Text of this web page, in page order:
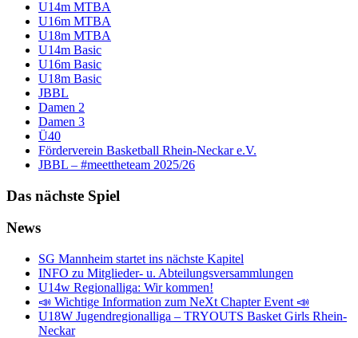
U14m MTBA
U16m MTBA
U18m MTBA
U14m Basic
U16m Basic
U18m Basic
JBBL
Damen 2
Damen 3
Ü40
Förderverein Basketball Rhein-Neckar e.V.
JBBL – #meettheteam 2025/26
Das nächste Spiel
News
SG Mannheim startet ins nächste Kapitel
INFO zu Mitglieder- u. Abteilungsversammlungen
U14w Regionalliga: Wir kommen!
📣 Wichtige Information zum NeXt Chapter Event 📣
U18W Jugendregionalliga – TRYOUTS Basket Girls Rhein-
Neckar